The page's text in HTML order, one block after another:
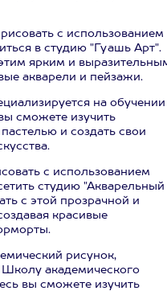
с использованием
в студию "Гуашь Арт".
ярким и
акварели и пейзажи.
на обучении
сможете изучить
и создать свои
с использованием
студию "Акварельный
с этой прозрачной и
красивые
рисунок,
Школу академического
вы сможете изучить